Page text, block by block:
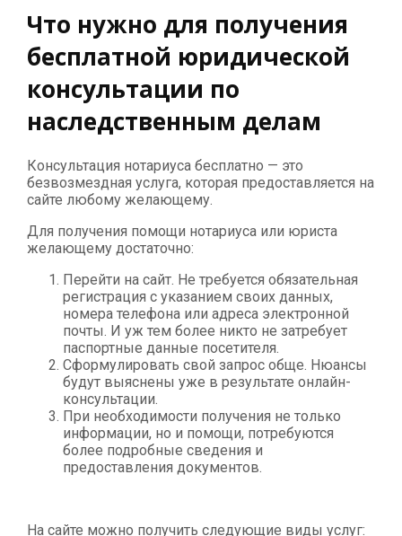
Что нужно для получения
бесплатной юридической
консультации по
наследственным делам
Консультация нотариуса бесплатно — это
безвозмездная услуга, которая предоставляется на
сайте любому желающему.
Для получения помощи нотариуса или юриста
желающему достаточно:
Перейти на сайт. Не требуется обязательная
регистрация с указанием своих данных,
номера телефона или адреса электронной
почты. И уж тем более никто не затребует
паспортные данные посетителя.
Сформулировать свой запрос обще. Нюансы
будут выяснены уже в результате онлайн-
консультации.
При необходимости получения не только
информации, но и помощи, потребуются
более подробные сведения и
предоставления документов.
На сайте можно получить следующие виды услуг: